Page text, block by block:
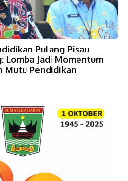
Pulang Pisau
Lomba Jadi Momentum
Mutu Pendidikan